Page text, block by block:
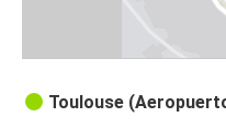
Toulouse